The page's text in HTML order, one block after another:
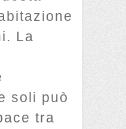
La
soli può
tra